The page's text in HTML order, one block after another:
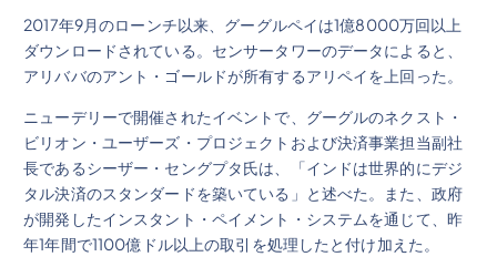
2017年9月のローンチ以来、グーグルペイは1億8000万回以上
ダウンロードされている。センサータワーのデータによると、
アリババのアント・ゴールドが所有するアリペイを上回った。
ニューデリーで開催されたイベントで、グーグルのネクスト・
ビリオン・ユーザーズ・プロジェクトおよび決済事業担当副社
長であるシーザー・セングプタ氏は、「インドは世界的にデジ
タル決済のスタンダードを築いている」と述べた。また、政府
が開発したインスタント・ペイメント・システムを通じて、昨
年1年間で1100億ドル以上の取引を処理したと付け加えた。